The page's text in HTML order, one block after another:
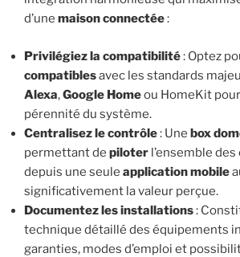
d’une maison connectée:
Privilégiez la compatibilité: Optez
compatiblesavec les standards
Alexa,Google Homeou HomeKit
pérennité du système.
Centralisez le contrôle: Une box
permettant de piloter l’ensemble
depuis une seule application mobile
significativement la valeur perçue.
Documentez les installations:
technique détaillé des équipements
garanties, modes d’emploi et